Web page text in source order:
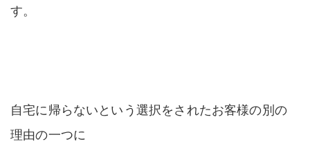
す。
自宅に帰らないという選択をされたお客様の別の
理由の一つに